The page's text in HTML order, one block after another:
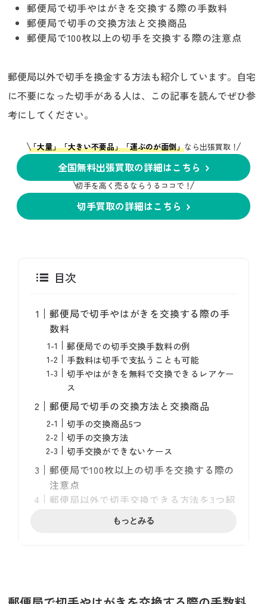
郵便局で切手やはがきを交換する際の手数料
郵便局で切手の交換方法と交換商品
郵便局で100枚以上の切手を交換する際の注意点
郵便局以外で切手を換金する方法も紹介しています。自宅
に不要になった切手がある人は、この記事を読んでぜひ参
考にしてください。
「大量」「大きい不要品」「運ぶのが面倒」なら出張買取！
全国無料出張買取の詳細はこちら
切手を高く売るならうるココで！
切手買取の詳細はこちら
目次
郵便局で切手やはがきを交換する際の手
数料
郵便局での切手交換手数料の例
手数料は切手で支払うことも可能
切手やはがきを無料で交換できるレアケー
ス
郵便局で切手の交換方法と交換商品
切手の交換商品5つ
切手の交換方法
切手交換ができないケース
郵便局で100枚以上の切手を交換する際の
注意点
郵便局以外で切手交換できる方法を3つ紹
もっとみる